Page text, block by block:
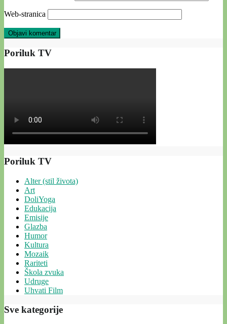
Web-stranica
Poriluk TV
Poriluk TV
Alter (stil života)
Art
DoliYoga
Edukacija
Emisije
Glazba
Humor
Kultura
Mozaik
Rariteti
Škola zvuka
Udruge
Uhvati Film
Sve kategorije